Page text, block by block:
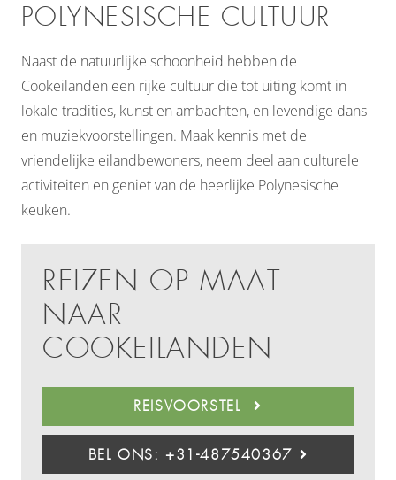
POLYNESISCHE CULTUUR
Naast de natuurlijke schoonheid hebben de
Cookeilanden een rijke cultuur die tot uiting komt in
lokale tradities, kunst en ambachten, en levendige dans-
en muziekvoorstellingen. Maak kennis met de
vriendelijke eilandbewoners, neem deel aan culturele
activiteiten en geniet van de heerlijke Polynesische
keuken.
REIZEN OP MAAT
NAAR
COOKEILANDEN
REISVOORSTEL
BEL ONS: +31-487540367